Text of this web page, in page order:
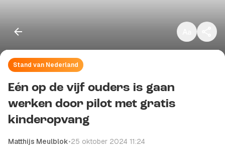
Stand van Nederland
Eén op de vijf ouders is gaan
werken door pilot met gratis
kinderopvang
Matthijs Meulblok•25 oktober 2024 11:24